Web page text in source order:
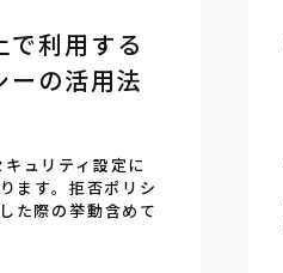
利用する
ーの活用法
ュリティ設定に
ます。拒否ポリシ
た際の挙動含めて